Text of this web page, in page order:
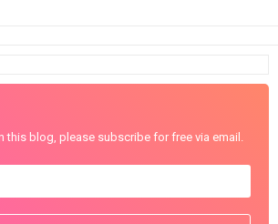
this blog, please subscribe for free via email.